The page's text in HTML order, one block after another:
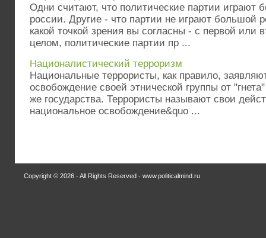
Одни считают, что политические партии играют
россии. Другие - что партии не играют большой
какой точкой зрения вы согласны - с первой или
целом, политические партии пр ...
Националистический терроризм
Национальные террористы, как правило,
освобождение своей этнической группы от
же государства. Террористы называют свои
национальное освобождение&quo ...
Copyright © 2026 - All Rights Reserved - www.politicalmind.ru